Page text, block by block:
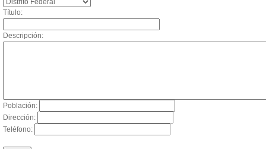
Título:
Descripción:
Población:
Dirección:
Teléfono: